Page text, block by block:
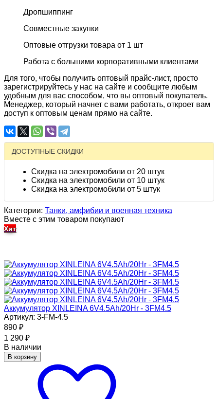
Дропшиппинг
Совместные закупки
Оптовые отгрузки товара от 1 шт
Работа с большими корпоративными клиентами
Для того, чтобы получить оптовый прайс-лист, просто
зарегистрируйтесь у нас на сайте и сообщите любым
удобным для вас способом, что вы оптовый покупатель.
Менеджер, который начнет с вами работать, откроет вам
доступ к оптовым ценам прямо на сайте.
ДОСТУПНЫЕ СКИДКИ
Скидка на электромобили от 20 штук
Скидка на электромобили от 10 штук
Скидка на электромобили от 5 штук
Категории: Танки, амфибии и военная техника
Вместе с этим товаром покупают
Хит
Аккумулятор XINLEINA 6V4.5Ah/20Hr - 3FM4.5
Артикул: 3-FM-4.5
890 ₽
1 290 ₽
В наличии
В корзину